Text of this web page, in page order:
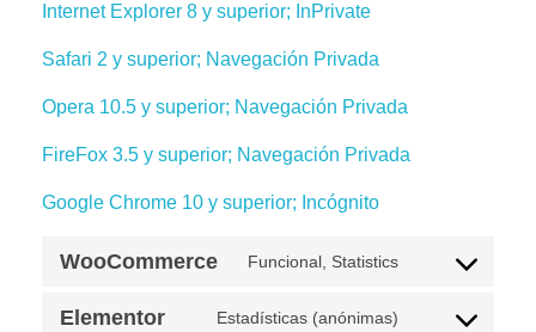
Internet Explorer 8 y superior; InPrivate
Safari 2 y superior; Navegación Privada
Opera 10.5 y superior; Navegación Privada
FireFox 3.5 y superior; Navegación Privada
Google Chrome 10 y superior; Incógnito
WooCommerce Funcional, Statistics
Elementor Estadísticas (anónimas)